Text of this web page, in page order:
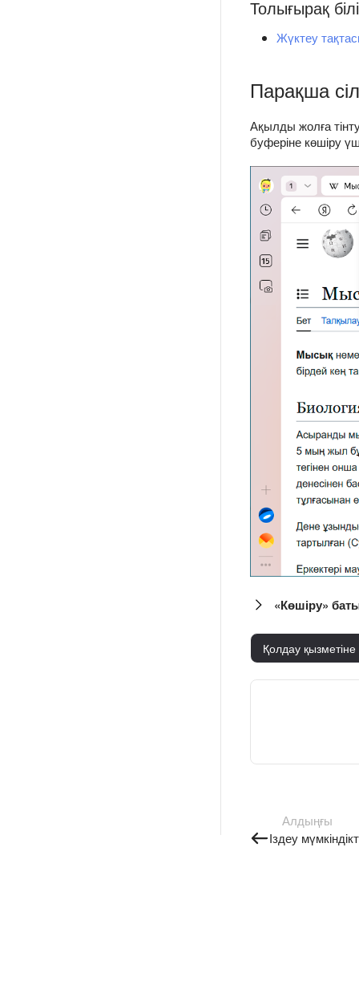
Толығырақ
Жүктеу
Парақша
Ақылды жолға
буферіне көшіру
«Көшіру»
Қолдау
Алдыңғы
Іздеу